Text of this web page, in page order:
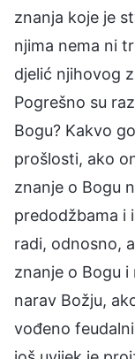
znanja koje je
njima nema ni
djelić njihovog
Pogrešno su
Bogu? Kakvo
prošlosti, ako
znanje o Bogu
predodžbama i
radi, odnosno,
znanje o Bogu
narav Božju,
vođeno